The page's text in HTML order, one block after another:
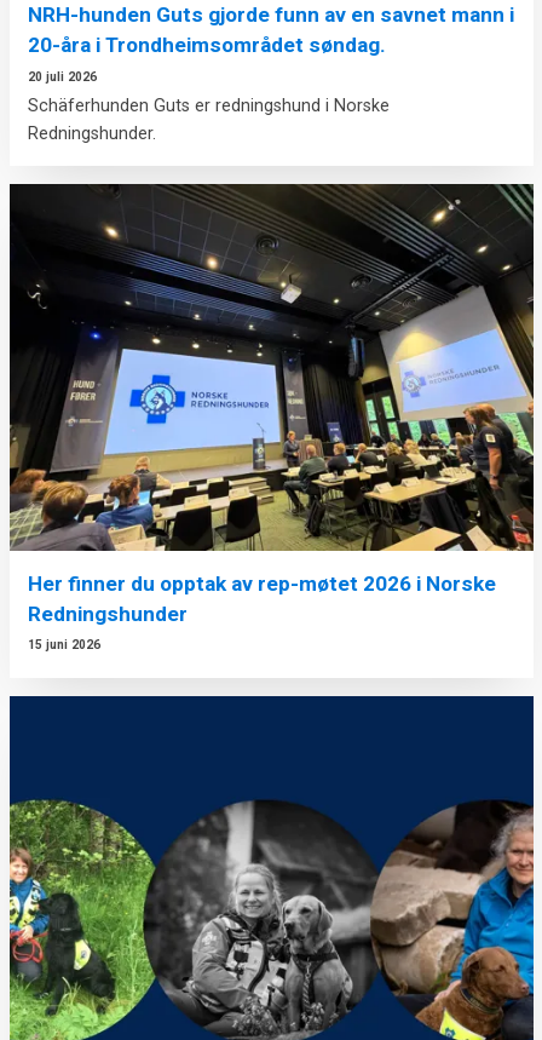
NRH-hunden Guts gjorde funn av en savnet mann i
20-åra i Trondheimsområdet søndag.
20 juli 2026
Schäferhunden Guts er redningshund i Norske
Redningshunder.
Her finner du opptak av rep-møtet 2026 i Norske
Redningshunder
15 juni 2026